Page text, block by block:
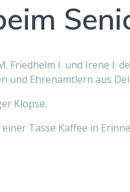
Friedhelm I. und Irene I.
und Ehrenamtlern aus
Klopse.
Tasse Kaffee in